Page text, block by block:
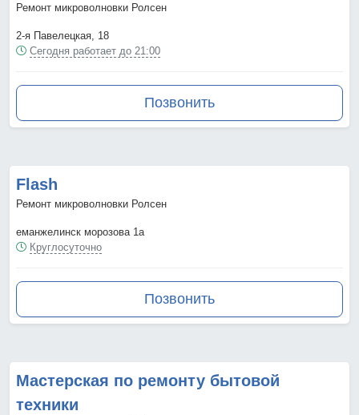
Ремонт микроволновки Ролсен
2-я Павелецкая, 18
Сегодня работает до 21:00
Позвонить
Flash
Ремонт микроволновки Ролсен
еманжелинск морозова 1а
Круглосуточно
Позвонить
Мастерская по ремонту бытовой
техники